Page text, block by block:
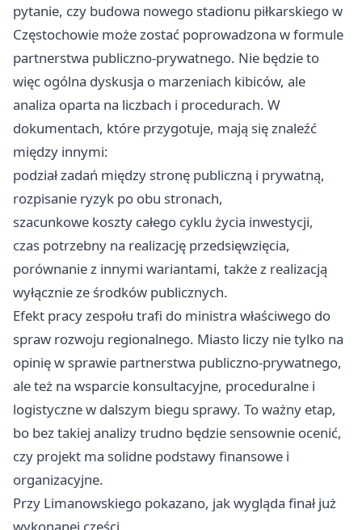
pytanie, czy budowa nowego stadionu piłkarskiego w
Częstochowie może zostać poprowadzona w formule
partnerstwa publiczno-prywatnego. Nie będzie to
więc ogólna dyskusja o marzeniach kibiców, ale
analiza oparta na liczbach i procedurach. W
dokumentach, które przygotuje, mają się znaleźć
między innymi:
podział zadań między stronę publiczną i prywatną,
rozpisanie ryzyk po obu stronach,
szacunkowe koszty całego cyklu życia inwestycji,
czas potrzebny na realizację przedsięwzięcia,
porównanie z innymi wariantami, także z realizacją
wyłącznie ze środków publicznych.
Efekt pracy zespołu trafi do ministra właściwego do
spraw rozwoju regionalnego. Miasto liczy nie tylko na
opinię w sprawie partnerstwa publiczno-prywatnego,
ale też na wsparcie konsultacyjne, proceduralne i
logistyczne w dalszym biegu sprawy. To ważny etap,
bo bez takiej analizy trudno będzie sensownie ocenić,
czy projekt ma solidne podstawy finansowe i
organizacyjne.
Przy Limanowskiego pokazano, jak wygląda finał już